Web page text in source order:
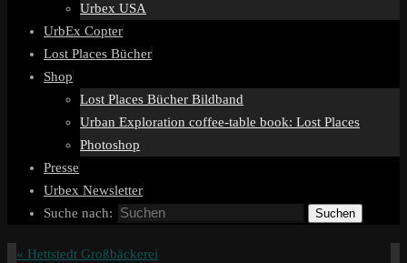
Urbex USA
UrbEx Copter
Lost Places Bücher
Shop
Lost Places Bücher Bildband
Urban Exploration coffee-table book: Lost Places
Photoshop
Presse
Urbex Newsletter
Suche nach:
Suchen
« Hettstedt Großbäckerei